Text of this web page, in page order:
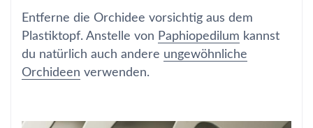
Entferne die Orchidee vorsichtig aus dem
Plastiktopf. Anstelle von Paphiopedilum kannst
du natürlich auch andere ungewöhnliche
Orchideen verwenden.